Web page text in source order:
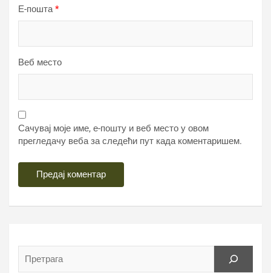
Е-пошта*
Веб место
Сачувај моје име, е-пошту и веб место у овом
прегледачу веба за следећи пут када коментаришем.